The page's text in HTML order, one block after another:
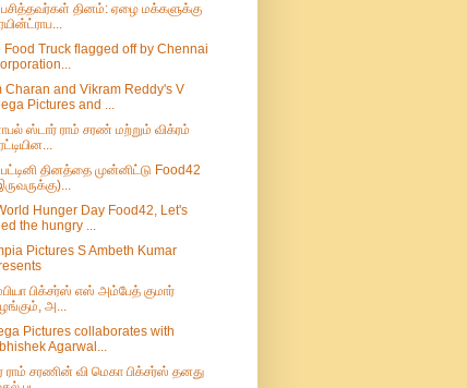
தினம்: ஏழை மக்களுக்கு
Food Truck flagged off by Chennai
Charan and Vikram Reddy's V
Pictures and ...
ஸ்டார் ராம் சரண் மற்றும் விக்ரம்
தினத்தை முன்னிட்டு Food42
Hunger Day Food42, Let's
the hungry ...
Pictures S Ambeth Kumar
பிக்சர்ஸ் எஸ் அம்பேத் குமார்
அ...
Pictures collaborates with
Agarwal...
ராம் சரணின் வி மெகா பிக்சர்ஸ் தனது